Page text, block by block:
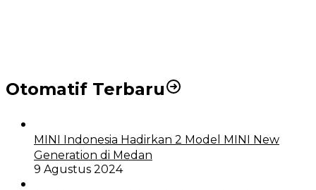
Otomatif Terbaru
MINI Indonesia Hadirkan 2 Model MINI New
Generation di Medan
9 Agustus 2024